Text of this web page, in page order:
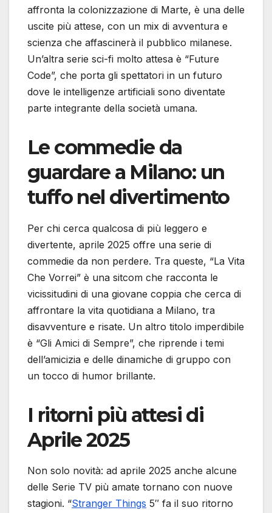
affronta la colonizzazione di Marte, è una delle
uscite più attese, con un mix di avventura e
scienza che affascinerà il pubblico milanese.
Un’altra serie sci-fi molto attesa è “Future
Code”, che porta gli spettatori in un futuro
dove le intelligenze artificiali sono diventate
parte integrante della società umana.
Le commedie da
guardare a Milano: un
tuffo nel divertimento
Per chi cerca qualcosa di più leggero e
divertente, aprile 2025 offre una serie di
commedie da non perdere. Tra queste, “La Vita
Che Vorrei” è una sitcom che racconta le
vicissitudini di una giovane coppia che cerca di
affrontare la vita quotidiana a Milano, tra
disavventure e risate. Un altro titolo imperdibile
è “Gli Amici di Sempre”, che riprende i temi
dell’amicizia e delle dinamiche di gruppo con
un tocco di humor brillante.
I ritorni più attesi di
Aprile 2025
Non solo novità: ad aprile 2025 anche alcune
delle Serie TV più amate tornano con nuove
stagioni. “Stranger Things 5″ fa il suo ritorno